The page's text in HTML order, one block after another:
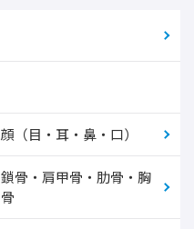
顔（目・耳・鼻・口）
鎖骨・肩甲骨・肋骨・胸
骨